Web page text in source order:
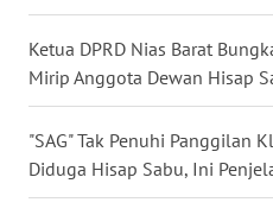
Ketua DPRD Nias Barat
Mirip Anggota Dewan Hisap
"SAG" Tak Penuhi Panggilan
Diduga Hisap Sabu, Ini
KALTENG
WN
KALTARA
WN